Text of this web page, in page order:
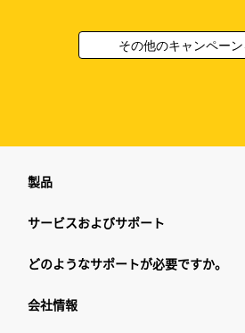
その他のキャンペー
製品
サービスおよびサポート
どのようなサポートが必要ですか。
会社情報